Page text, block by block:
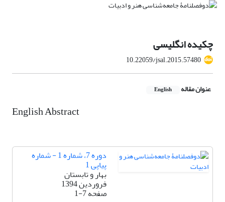
چکیده انگلیسی
10.22059/jsal.2015.57480
عنوان مقاله English
English Abstract
دوره 7، شماره 1 - شماره
پیاپی 1
بهار و تابستان
فروردین 1394
صفحه1-7